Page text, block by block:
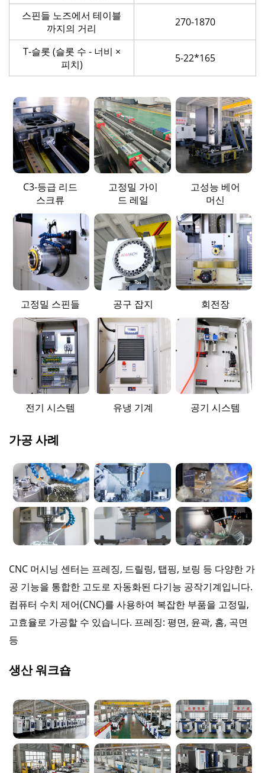
스핀들 노즈에서 테이블
까지의 거리
270-1870
T-슬롯 (슬롯 수 - 너비 ×
피치)
5-22*165
C3-등급 리드
스크류
고정밀 가이
드 레일
고성능 베어
머신
고정밀 스핀들 공구 잡지 회전장
전기 시스템 유냉 기계 공기 시스템
가공 사례
CNC 머시닝 센터는 프레징, 드릴링, 탭핑, 보링 등 다양한 가
공 기능을 통합한 고도로 자동화된 다기능 공작기계입니다.
컴퓨터 수치 제어(CNC)를 사용하여 복잡한 부품을 고정밀,
고효율로 가공할 수 있습니다. 프레징: 평면, 윤곽, 홈, 곡면
등
생산 워크숍